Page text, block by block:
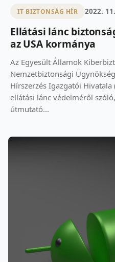
IT BIZTONSÁG HÍR 2022.
Ellátási lánc
az USA kormánya
Az Egyesült Államok
Nemzetbiztonsági
Hírszerzés Igazgatói
ellátási lánc védelméről
útmutató...